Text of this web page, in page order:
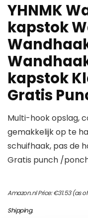
YHNMK
kapstok
kapstok
Gratis
Multi-hook opslag,
gemakkelijk op te
schuifhaak, pas de
Gratis punch /
Amazon.nl Price:€31.53(as of
Shipping.